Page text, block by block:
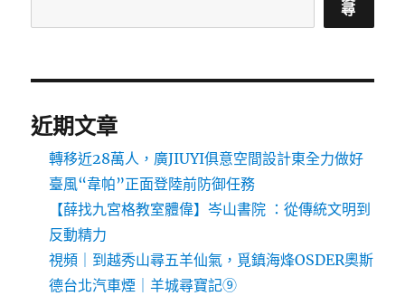
尋
近期文章
轉移近28萬人，廣JIUYI俱意空間設計東全力做好
臺風“韋帕”正面登陸前防御任務
【薛找九宮格教室體偉】岑山書院 ：從傳統文明到
反動精力
視頻｜到越秀山尋五羊仙氣，覓鎮海烽OSDER奧斯
德台北汽車煙｜羊城尋寶記⑨